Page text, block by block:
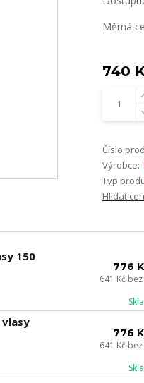
Měrná
740
Číslo
Výrobce:
Typ
Hlídat
150
776
641 Kč bez
776
641 Kč bez